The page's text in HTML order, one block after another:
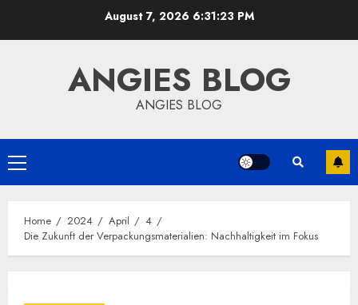
August 7, 2026 6:31:24 PM
ANGIES BLOG
ANGIES BLOG
Primary
Home 2024 April
4
Die Zukunft der Verpackungsmaterialien: Nachhaltigkeit im Fokus